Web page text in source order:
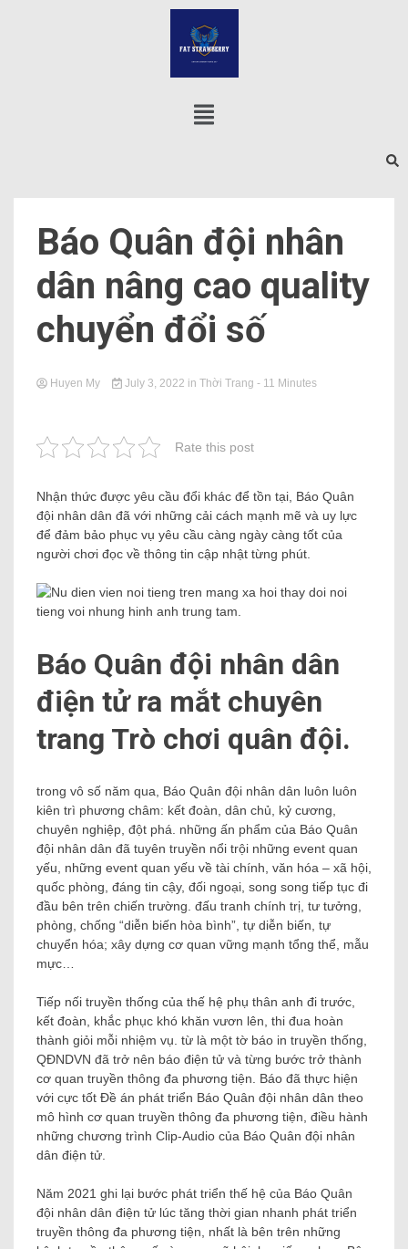
Báo Quân đội nhân
dân nâng cao quality
chuyển đổi số
Huyen My July 3, 2022 in Thời Trang - 11 Minutes
Rate this post
Nhận thức được yêu cầu đổi khác để tồn tại, Báo Quân
đội nhân dân đã với những cải cách mạnh mẽ và uy lực
để đảm bảo phục vụ yêu cầu càng ngày càng tốt của
người chơi đọc về thông tin cập nhật từng phút.
Báo Quân đội nhân dân
điện tử ra mắt chuyên
trang Trò chơi quân đội.
trong vô số năm qua, Báo Quân đội nhân dân luôn luôn
kiên trì phương châm: kết đoàn, dân chủ, kỷ cương,
chuyên nghiệp, đột phá. những ấn phẩm của Báo Quân
đội nhân dân đã tuyên truyền nổi trội những event quan
yếu, những event quan yếu về tài chính, văn hóa – xã hội,
quốc phòng, đáng tin cậy, đối ngoại, song song tiếp tục đi
đầu bên trên chiến trường. đấu tranh chính trị, tư tưởng,
phòng, chống “diễn biến hòa bình”, tự diễn biến, tự
chuyển hóa; xây dựng cơ quan vững mạnh tổng thể, mẫu
mực…
Tiếp nối truyền thống của thế hệ phụ thân anh đi trước,
kết đoàn, khắc phục khó khăn vươn lên, thi đua hoàn
thành giỏi mỗi nhiệm vụ. từ là một tờ báo in truyền thống,
QĐNDVN đã trở nên báo điện tử và từng bước trở thành
cơ quan truyền thông đa phương tiện. Báo đã thực hiện
với cực tốt Đề án phát triển Báo Quân đội nhân dân theo
mô hình cơ quan truyền thông đa phương tiện, điều hành
những chương trình Clip-Audio của Báo Quân đội nhân
dân điện tử.
Năm 2021 ghi lại bước phát triển thế hệ của Báo Quân
đội nhân dân điện tử lúc tăng thời gian nhanh phát triển
truyền thông đa phương tiện, nhất là bên trên những